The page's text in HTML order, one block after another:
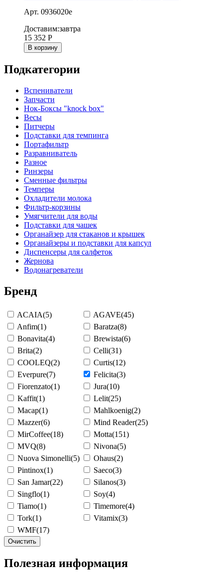
Арт. 0936020e
Доставим:завтра
15 352 Р
В корзину
Подкатегории
Вспениватели
Запчасти
Нок-Боксы "knock box"
Весы
Питчеры
Подставки для темпинга
Портафильтр
Разравниватель
Разное
Ринзеры
Сменные фильтры
Темперы
Охладители молока
Фильтр-корзины
Умягчители для воды
Подставки для чашек
Органайзер для стаканов и крышек
Органайзеры и подставки для капсул
Диспенсеры для салфеток
Жернова
Водонагреватели
Бренд
ACAIA(5) AGAVE(45)
Anfim(1) Baratza(8)
Bonavita(4) Brewista(6)
Brita(2) Celli(31)
COOLEQ(2) Curtis(12)
Everpure(7) Felicita(3)
Fiorenzato(1) Jura(10)
Kaffit(1) Lelit(25)
Macap(1) Mahlkoenig(2)
Mazzer(6) Mind Reader(25)
MirCoffee(18) Motta(151)
MVQ(8) Nivona(5)
Nuova Simonelli(5) Ohaus(2)
Pintinox(1) Saeco(3)
San Jamar(22) Silanos(3)
Singflo(1) Soy(4)
Tiamo(1) Timemore(4)
Tork(1) Vitamix(3)
WMF(17)
Очистить
Полезная информация